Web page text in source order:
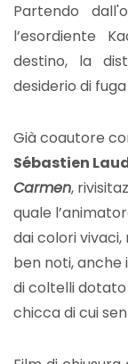
Partendo
l’esordiente
destino, la
desiderio di
Già coautore
Sébastien
Carmen,
quale
dai colori
ben noti, anche
di coltelli
chicca di cui